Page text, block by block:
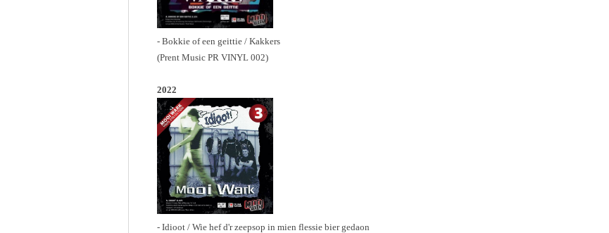
- Bokkie of een geittie / Kakkers
(Prent Music PR VINYL 002)
2022
- Idioot / Wie hef d'r zeepsop in mien flessie bier gedaon